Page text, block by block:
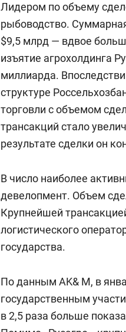
Лидером по объему
рыбоводство.
$9,5 млрд — вдвое
изъятие агрохолдинга
миллиарда.
структуре
торговли с объемом
трансакций стало
результате сделки он
В число наиболее
девелопмент. Объем
Крупнейшей
логистического
государства.
По данным AK& M, в
государственным
в 2,5 раза больше